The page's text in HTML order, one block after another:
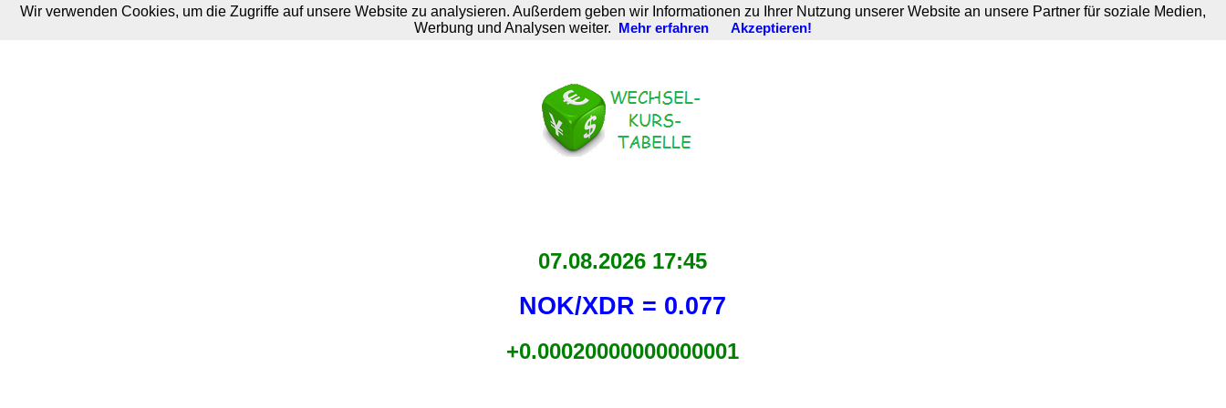
M. Brodski Software
07.08.2026 17:45
NOK/XDR = 0.077
+0.00020000000000001
Wir verwenden Cookies, um die Zugriffe auf unsere Website zu analysieren. Außerdem geben wir Informationen zu Ihrer Nutzung unserer Website an unsere Partner für soziale Medien,
Werbung und Analysen weiter.
Mehr erfahren Akzeptieren!